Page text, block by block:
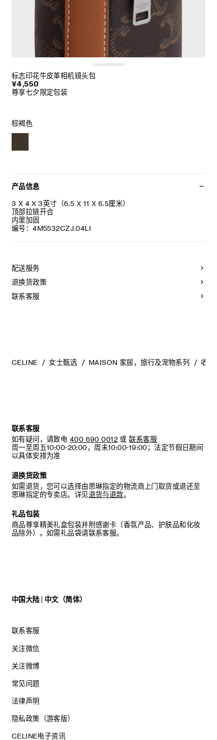
标志印花牛皮革相机镜头包
¥4,550
尊享七夕限定包装
棕褐色
产品信息
3 X 4 X 3英寸（6.5 X 11 X 6.5厘米）
顶部拉链开合
内里加固
编号：4M5532CZJ.04LI
配送服务
退换货政策
联系客服
CELINE 女士甄选 MAISON 家居，旅行及宠物系列 收纳
联系客服
如有疑问，请致电 400 690 0012 或 联系客服
周一至周五10:00-20:00，周末10:00-19:00；法定节假日期间
以具体安排为准
退换货政策
如需退货，您可以选择由思琳指定的物流商上门取货或退还至
思琳指定的专卖店。详见退货与退款。
礼品包装
商品尊享精美礼盒包装并附感谢卡（香氛产品、护肤品和化妆
品除外）。如需礼品袋请联系客服。
中国大陆 | 中文（简体）
联系客服
关注微信
关注微博
常见问题
法律声明
隐私政策（游客版）
CELINE电子资讯